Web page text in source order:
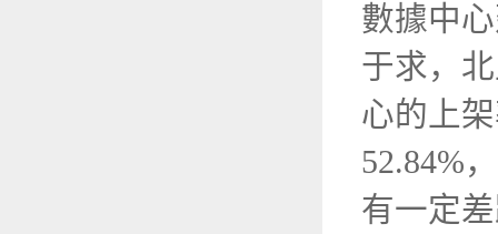
數據中
于求，
心的上
52.84%
有一定